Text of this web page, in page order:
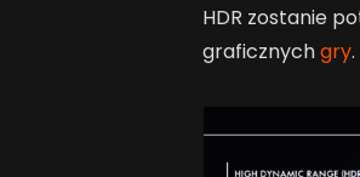
HDR zostanie
graficznychgry